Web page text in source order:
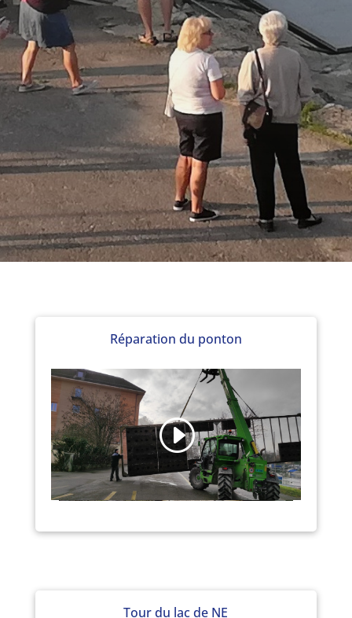
Réparation du ponton
Tour du lac de NE